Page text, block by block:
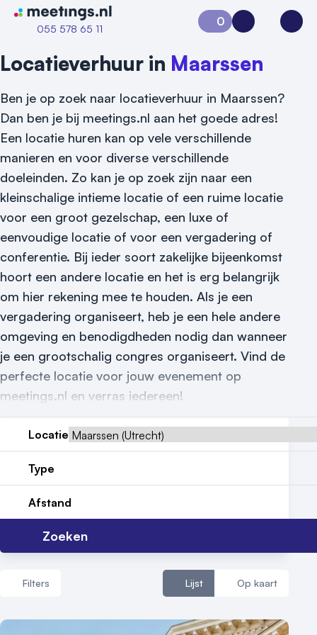
Naar home van Meetings
055 578 65 11
Vraag locatie aan
Locatiegids
Meld locatie aan
Nieuws
Reviews (5⭐️)
Contact
0
Aanvraag 0Inloggen
Locatieverhuur in Maarssen
Ben je op zoek naar locatieverhuur in Maarssen?
Dan ben je bij meetings.nl aan het goede adres!
Een locatie huren kan op vele verschillende
manieren en voor diverse verschillende
doeleinden. Zo kan je op zoek zijn naar een
kleinschalige intieme locatie of een ruime locatie
voor een groot gezelschap, een luxe of
eenvoudige locatie of voor een vergadering of
conferentie. Bij ieder soort zakelijke bijeenkomst
hoort een andere locatie en het is erg belangrijk
om hier rekening mee te houden. Als je een
vergadering organiseert, heb je een hele andere
omgeving en benodigdheden nodig dan wanneer
je een grootschalig congres organiseert. Vind de
perfecte locatie voor jouw evenement op
meetings.nl en verras iedereen!
Locatie
Type
Afstand
Zoeken
Filters Lijst Op kaart